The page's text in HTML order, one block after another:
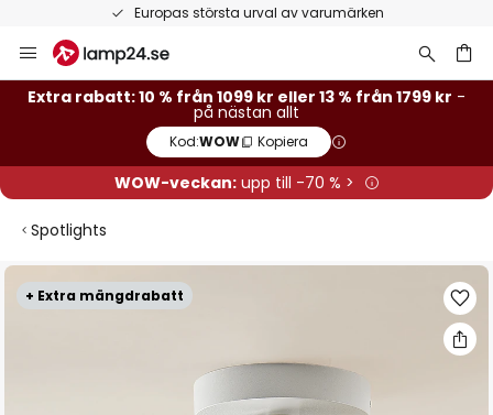
Europas största urval av varumärken
Hoppa
till
innehållet
Extra rabatt: 10 % från 1099 kr eller 13 % från 1799 kr -
på nästan allt
Kod:WOW Kopiera
WOW-veckan:upp till -70 % >
Spotlights
+ Extra mängdrabatt
Hoppa